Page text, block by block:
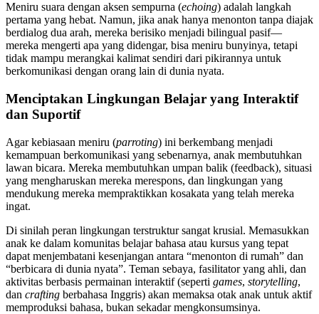
Meniru suara dengan aksen sempurna (echoing) adalah langkah
pertama yang hebat. Namun, jika anak hanya menonton tanpa diajak
berdialog dua arah, mereka berisiko menjadi bilingual pasif—
mereka mengerti apa yang didengar, bisa meniru bunyinya, tetapi
tidak mampu merangkai kalimat sendiri dari pikirannya untuk
berkomunikasi dengan orang lain di dunia nyata.
Menciptakan Lingkungan Belajar yang Interaktif
dan Suportif
Agar kebiasaan meniru (parroting) ini berkembang menjadi
kemampuan berkomunikasi yang sebenarnya, anak membutuhkan
lawan bicara. Mereka membutuhkan umpan balik (feedback), situasi
yang mengharuskan mereka merespons, dan lingkungan yang
mendukung mereka mempraktikkan kosakata yang telah mereka
ingat.
Di sinilah peran lingkungan terstruktur sangat krusial. Memasukkan
anak ke dalam komunitas belajar bahasa atau kursus yang tepat
dapat menjembatani kesenjangan antara “menonton di rumah” dan
“berbicara di dunia nyata”. Teman sebaya, fasilitator yang ahli, dan
aktivitas berbasis permainan interaktif (seperti games, storytelling,
dan crafting berbahasa Inggris) akan memaksa otak anak untuk aktif
memproduksi bahasa, bukan sekadar mengkonsumsinya.